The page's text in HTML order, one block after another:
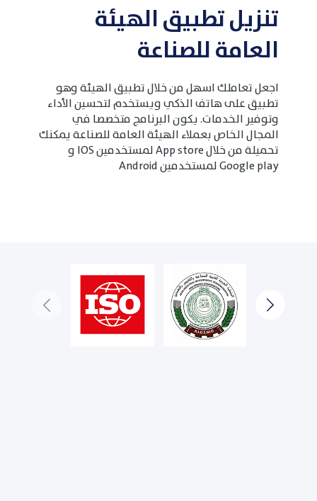
تنزيل تطبيق الهيئة
العامة للصناعة
اجعل تعاملك اسهل من خلال تطبيق الهيئة وهو
تطبيق على هاتف الذكي ويستخدم لتحسين الأداء
وتوفير الخدمات. يكون البرنامج متخصصا في
المجال الخاص بعملاء الهيئة العامة للصناعة يمكنك
تحميلة من خلال App store لمستخدمين IOS و
Google play لمستخدمين Android